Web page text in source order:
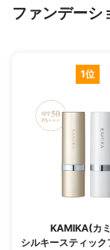
ファンデーシ
1位
KAMIKA(カ
シルキースティック